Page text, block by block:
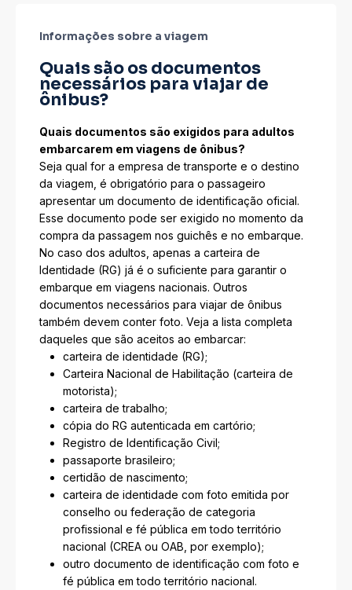
Informações sobre a viagem
Quais são os documentos
necessários para viajar de
ônibus?
Quais documentos são exigidos para adultos
embarcarem em viagens de ônibus?
Seja qual for a empresa de transporte e o destino
da viagem, é obrigatório para o passageiro
apresentar um documento de identificação oficial.
Esse documento pode ser exigido no momento da
compra da passagem nos guichês e no embarque.
No caso dos adultos, apenas a carteira de
Identidade (RG) já é o suficiente para garantir o
embarque em viagens nacionais. Outros
documentos necessários para viajar de ônibus
também devem conter foto. Veja a lista completa
daqueles que são aceitos ao embarcar:
carteira de identidade (RG);
Carteira Nacional de Habilitação (carteira de
motorista);
carteira de trabalho;
cópia do RG autenticada em cartório;
Registro de Identificação Civil;
passaporte brasileiro;
certidão de nascimento;
carteira de identidade com foto emitida por
conselho ou federação de categoria
profissional e fé pública em todo território
nacional (CREA ou OAB, por exemplo);
outro documento de identificação com foto e
fé pública em todo território nacional.